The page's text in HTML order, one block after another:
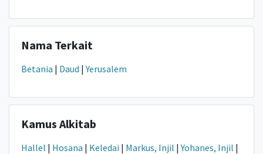
Nama Terkait
Betania | Daud |Yerusalem
Kamus Alkitab
Hallel | Hosana | Keledai | Markus, Injil |Yohanes, Injil |